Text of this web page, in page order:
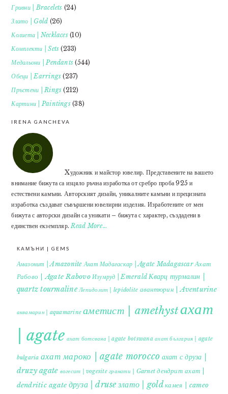
Гривни | Bracelets (24)
Злато | Gold (26)
Колиета | Necklaces(10)
Комплекти | Sets (233)
Медальони | Pendants (544)
Обеци | Earrings (237)
Пръстени | Rings (212)
Картини | Paintings(38)
IRENA GANCHEVA
Xудожник и майстор ювелир. Представените на вашето
внимание бижута са изцяло ръчна изработка от сребро проба 925 и
естествени камъни. Авторският дизайн, уникалните камъни и прецизната
изработка създават съвършени ювелирни изделия. Изработените от мен
бижута с авторски дизайн са уникати – бижута с характер, създадени в
единствен екземпляр.Read More…
КАМЪНИ | GEMS
Амазонит | Amazonite Ахат Мадагаскар | Agate Madagascar Ахат
Рабово | Agate Rabovo Изумруд | Emerald Кварц турмалин |
quartz tourmaline Лепидолит | lepidolite авантюрин | Aventurine
аквамарин | aquamarine аметист | amethystахат
| agate ахат ботсвана | agate botswana ахат българия | agate
bulgaria ахат мароко | agate morocco ахат с друза |
druzy agate вогесит | vogesite гранати | Garnet дендрит ахат |
dendritic agate друза | druse злато | gold камея | cameo